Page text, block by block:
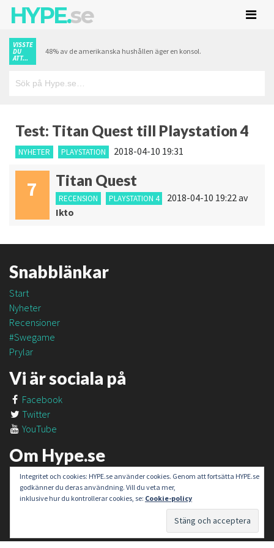
HYPE.se
VISSTE
DU
ATT...
48% av de amerikanska hushållen äger en konsol.
Test: Titan Quest till Playstation 4
NYHETER PLAYSTATION 2018-04-10 19:31
7 Titan Quest
RECENSION PLAYSTATION 4 2018-04-10 19:22av
Ikto
Snabblänkar
Start
Nyheter
Recensioner
#Swegame
Prylar
Vi är sociala på
Facebook
Twitter
YouTube
Om Hype.se
Om oss
Om #SweGame
Integritet och cookies: HYPE.se använder cookies. Genom att fortsätta HYPE.se
godkänner du deras användning. Vill du veta mer,
inklusive hur du kontrollerar cookies, se: Cookie-policy